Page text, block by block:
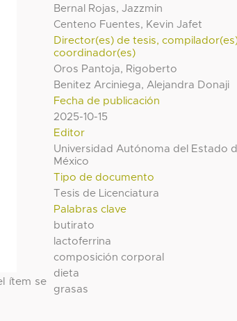
Bernal Rojas, Jazzmin
Centeno Fuentes, Kevin Jafet
Director(es) de tesis,
coordinador(es)
Oros Pantoja, Rigoberto
Benitez Arciniega, Alejandra Donaji
Fecha de publicación
2025-10-15
Editor
Universidad Autónoma del Estado
México
Tipo de documento
Tesis de Licenciatura
Palabras clave
butirato
lactoferrina
composición corporal
dieta
grasas
ítem se